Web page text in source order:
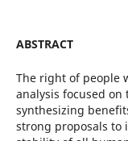
ABSTRACT
The right of people
analysis focused
synthesizing
strong proposals to